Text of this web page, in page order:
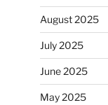
August 2025
July 2025
June 2025
May 2025